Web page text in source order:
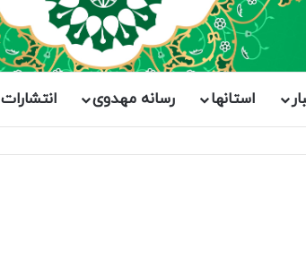
استانها رسانه مهدوی انتشارات